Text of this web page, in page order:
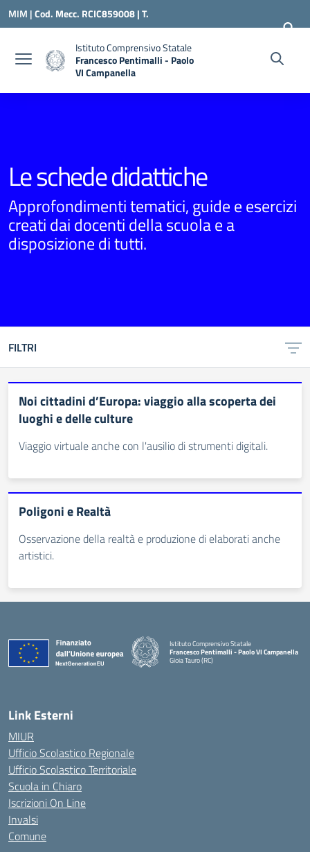
Vai ai contenuti
Vai al menu di navigazione
Vai al footer
MIM |Cod. Mecc. RCIC859008 | T.
RCIC859008@ISTRUZIONE.IT
Istituto Comprensivo Statale
Francesco Pentimalli - Paolo
VI Campanella
Le schede didattiche
Approfondimenti tematici, guide e esercizi
creati dai docenti della scuola e a
disposizione di tutti.
FILTRI
Noi cittadini d’Europa: viaggio alla scoperta dei
luoghi e delle culture
Viaggio virtuale anche con l'ausilio di strumenti digitali.
Poligoni e Realtà
Osservazione della realtà e produzione di elaborati anche
artistici.
Istituto Comprensivo Statale
Francesco Pentimalli - Paolo VI Campanella
Gioia Tauro (RC)
Link Esterni
MIUR
Ufficio Scolastico Regionale
Ufficio Scolastico Territoriale
Scuola in Chiaro
Iscrizioni On Line
Invalsi
Comune